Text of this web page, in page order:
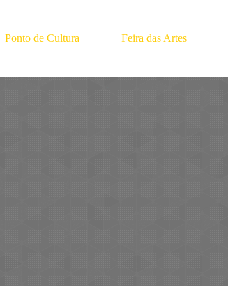
Ponto de Cultura Feira das Artes